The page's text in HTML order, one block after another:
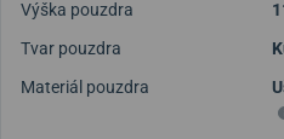
Výška pouzdra
Tvar pouzdra
Materiál pouzdra